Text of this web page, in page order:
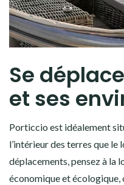
Se
et ses
Porticcio est idéalement
l’intérieur des terres que le
déplacements, pensez à la
économique et écologique,